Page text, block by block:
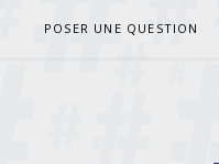
POSER UNE QUESTION